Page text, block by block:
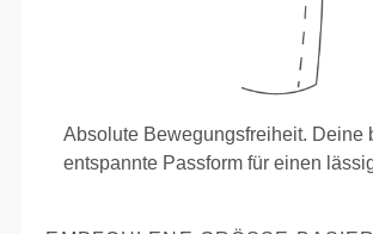
Absolute Bewegungsfreiheit. Deine
entspannte Passform für einen